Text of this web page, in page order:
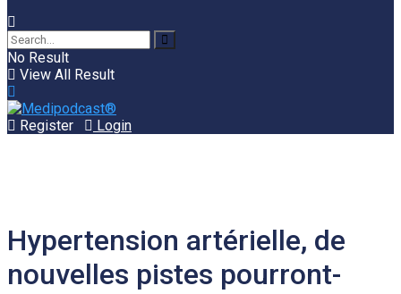
No Result
View All Result
Register Login
Hypertension artérielle, de
nouvelles pistes pourront-